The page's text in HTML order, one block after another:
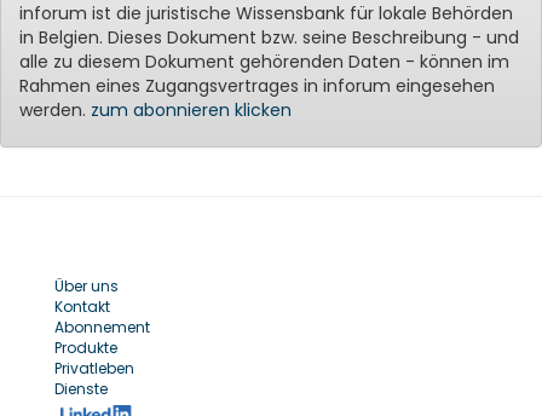
inforum ist die juristische Wissensbank für lokale Behörden
in Belgien. Dieses Dokument bzw. seine Beschreibung - und
alle zu diesem Dokument gehörenden Daten - können im
Rahmen eines Zugangsvertrages in inforum eingesehen
werden. zum abonnieren klicken
Über uns
Kontakt
Abonnement
Produkte
Privatleben
Dienste